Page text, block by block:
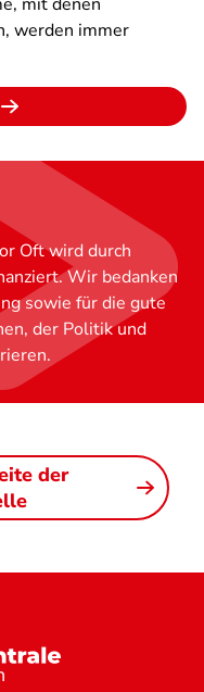
werden immer
Oft wird durch
Wir bedanken
sowie für die gute
der Politik und
der